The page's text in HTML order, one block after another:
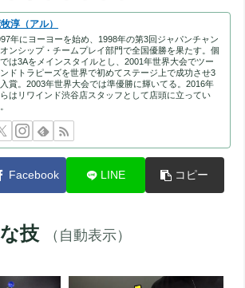
淳（アル）
年にヨーヨーを始め、1998年の第3回ジャパンチャン
オンシップ・チームプレイ部門で全国優勝を果たす。個
では3Aをメインスタイルとし、2001年世界大会でツー
ドトラピーズを世界で初めてステージ上で成功させ3
賞。2003年世界大会では準優勝に輝いてる。2016年
はリワインド渋谷店スタッフとして店頭に立ってい
Facebook LINE コピー
技 （自動表示）